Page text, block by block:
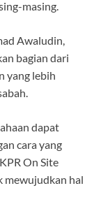
masing.
Awaludin,
bagian dari
yang lebih
dapat
cara yang
On Site
mewujudkan hal